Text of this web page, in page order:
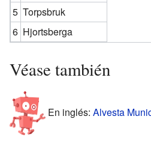
5 Torpsbruk
6 Hjortsberga
Véase también
En inglés: Alvesta